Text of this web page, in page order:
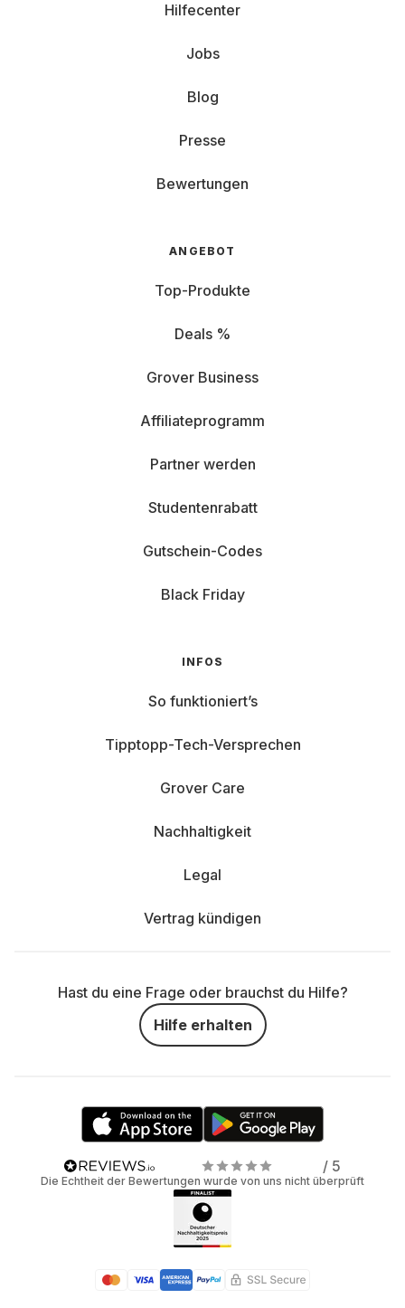
Hilfecenter
Jobs
Blog
Presse
Bewertungen
ANGEBOT
Top-Produkte
Deals %
Grover Business
Affiliateprogramm
Partner werden
Studentenrabatt
Gutschein-Codes
Black Friday
INFOS
So funktioniert’s
Tipptopp-Tech-Versprechen
Grover Care
Nachhaltigkeit
Legal
Vertrag kündigen
Hast du eine Frage oder brauchst du Hilfe?
Hilfe erhalten
/ 5
Die Echtheit der Bewertungen wurde von uns nicht überprüft